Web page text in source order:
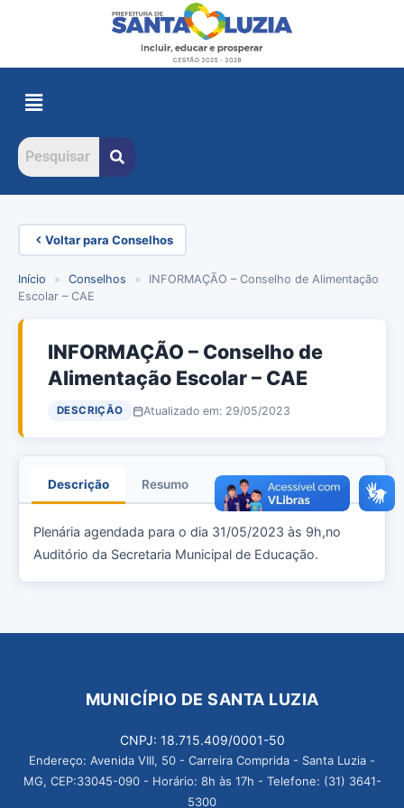
Voltar para Conselhos
Início » Conselhos »
INFORMAÇÃO – Conselho de Alimentação
Escolar – CAE
INFORMAÇÃO – Conselho de
Alimentação Escolar – CAE
DESCRIÇÃO Atualizado em: 29/05/2023
Descrição Resumo Anexos
Plenária agendada para o dia 31/05/2023 às 9h,no
Auditório da Secretaria Municipal de Educação.
MUNICÍPIO DE SANTA LUZIA
CNPJ: 18.715.409/0001-50
Endereço: Avenida VIII, 50 - Carreira Comprida - Santa Luzia -
MG, CEP:33045-090 - Horário: 8h às 17h - Telefone: (31) 3641-
5300